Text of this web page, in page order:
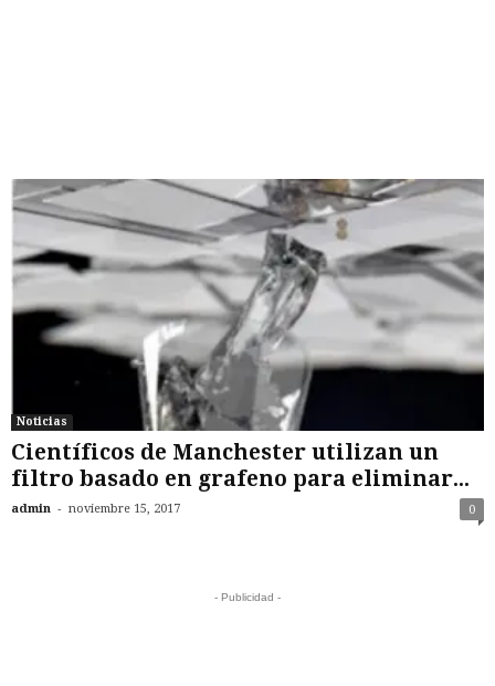
Noticias
Científicos de Manchester utilizan un
filtro basado en grafeno para eliminar...
admin - noviembre 15, 2017 0
- Publicidad -